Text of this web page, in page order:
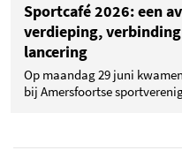
Sportcafé 2026: een
verdieping,
lancering
Op maandag 29 juni
bij Amersfoortse